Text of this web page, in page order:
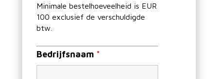
Minimale bestelhoeveelheid is EUR
100 exclusief de verschuldigde
btw.
Bedrijfsnaam *